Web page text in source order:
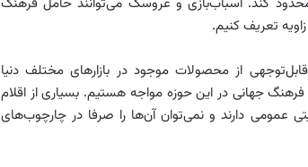
محدود کند. اسباب‌بازی و عروسک می‌توانند حامل فرهنگ
تعریف کنیم.
از محصولات موجود در بازارهای مختلف دنیا
جهانی در این حوزه مواجه هستیم. بسیاری از اقلام
عمومی دارند و نمی‌توان آن‌ها را صرفا در چارچوب‌های